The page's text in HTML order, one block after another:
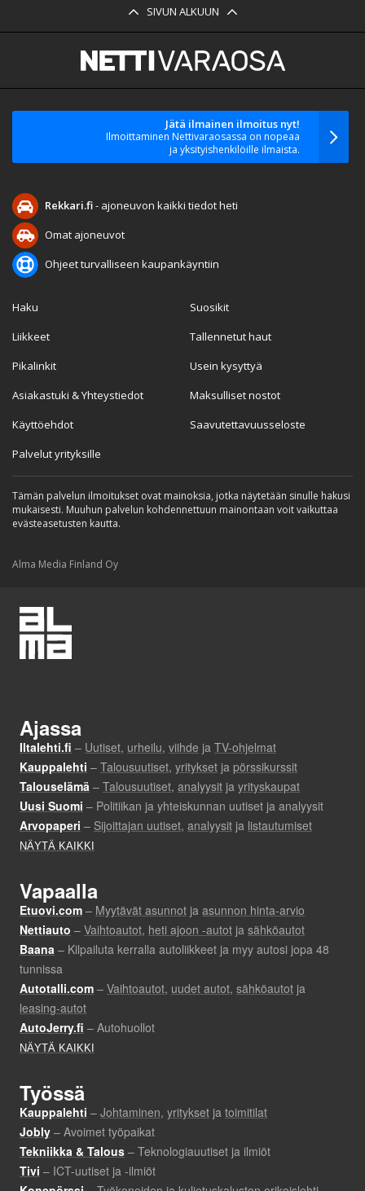
SIVUN ALKUUN
Jätä ilmainen ilmoitus nyt!
Ilmoittaminen Nettivaraosassa on nopeaa
ja yksityishenkilöille ilmaista.
Rekkari.fi- ajoneuvon kaikki tiedot heti
Omat ajoneuvot
Ohjeet turvalliseen kaupankäyntiin
Haku
Liikkeet
Pikalinkit
Asiakastuki & Yhteystiedot
Käyttöehdot
Palvelut yrityksille
Suosikit
Tallennetut haut
Usein kysyttyä
Maksulliset nostot
Saavutettavuusseloste
Tämän palvelun ilmoitukset ovat mainoksia, jotka näytetään sinulle hakusi
mukaisesti. Muuhun palvelun kohdennettuun mainontaan voit vaikuttaa
evästeasetusten kautta.
Alma Media Finland Oy